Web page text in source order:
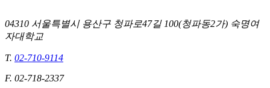
04310 서울특별시 용산구 청파로47길 100(청파동2가) 숙명여
자대학교
T. 02-710-9114
F. 02-718-2337